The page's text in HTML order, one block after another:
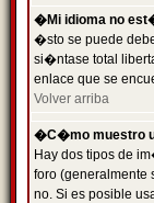
�Mi idioma no
�sto se puede
si�ntase total
enlace que se
Volver arriba
�C�mo muestro
Hay dos tipos de
foro (generalmente
no. Si es posible